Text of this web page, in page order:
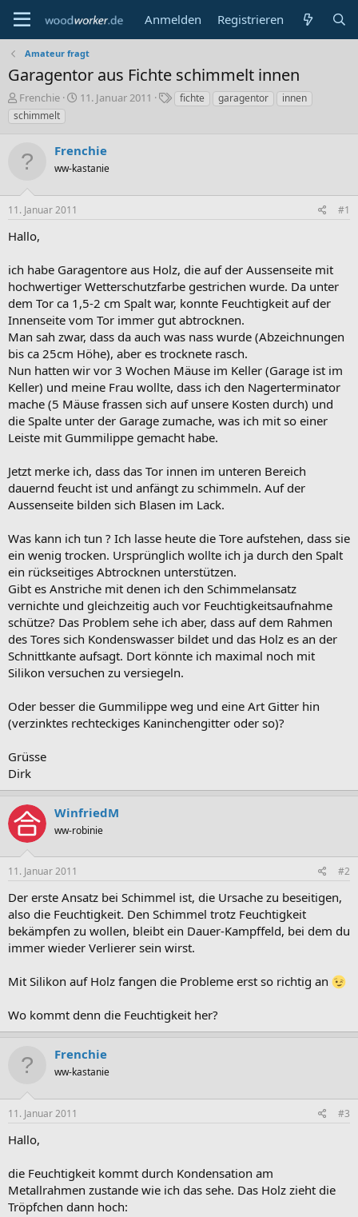
Anmelden Registrieren
Amateur fragt
Garagentor aus Fichte schimmelt innen
E
r
s
e
e
r
Frenchie
E
e
l
t
11. Januar 2011
S
o
fichte garagentor
innen
schimmelt
Frenchie
ww-kastanie
11. Januar 2011 #1
Hallo,
ich habe Garagentore aus Holz, die auf der Aussenseite mit
hochwertiger Wetterschutzfarbe gestrichen wurde. Da unter
dem Tor ca 1,5-2 cm Spalt war, konnte Feuchtigkeit auf der
Innenseite vom Tor immer gut abtrocknen.
Man sah zwar, dass da auch was nass wurde (Abzeichnungen
bis ca 25cm Höhe), aber es trocknete rasch.
Nun hatten wir vor 3 Wochen Mäuse im Keller (Garage ist im
Keller) und meine Frau wollte, dass ich den Nagerterminator
mache (5 Mäuse frassen sich auf unsere Kosten durch) und
die Spalte unter der Garage zumache, was ich mit so einer
Leiste mit Gummilippe gemacht habe.
Jetzt merke ich, dass das Tor innen im unteren Bereich
dauernd feucht ist und anfängt zu schimmeln. Auf der
Aussenseite bilden sich Blasen im Lack.
Was kann ich tun ? Ich lasse heute die Tore aufstehen, dass sie
ein wenig trocken. Ursprünglich wollte ich ja durch den Spalt
ein rückseitiges Abtrocknen unterstützen.
Gibt es Anstriche mit denen ich den Schimmelansatz
vernichte und gleichzeitig auch vor Feuchtigkeitsaufnahme
schütze? Das Problem sehe ich aber, dass auf dem Rahmen
des Tores sich Kondenswasser bildet und das Holz es an der
Schnittkante aufsagt. Dort könnte ich maximal noch mit
Silikon versuchen zu versiegeln.
Oder besser die Gummilippe weg und eine Art Gitter hin
(verzinktes rechteckiges Kaninchengitter oder so)?
Grüsse
Dirk
WinfriedM
ww-robinie
11. Januar 2011 #2
Der erste Ansatz bei Schimmel ist, die Ursache zu beseitigen,
also die Feuchtigkeit. Den Schimmel trotz Feuchtigkeit
bekämpfen zu wollen, bleibt ein Dauer-Kampffeld, bei dem du
immer wieder Verlierer sein wirst.
Mit Silikon auf Holz fangen die Probleme erst so richtig an
Wo kommt denn die Feuchtigkeit her?
Frenchie
ww-kastanie
11. Januar 2011 #3
Hallo,
die Feuchtigkeit kommt durch Kondensation am
Metallrahmen zustande wie ich das sehe. Das Holz zieht die
Tröpfchen dann hoch: